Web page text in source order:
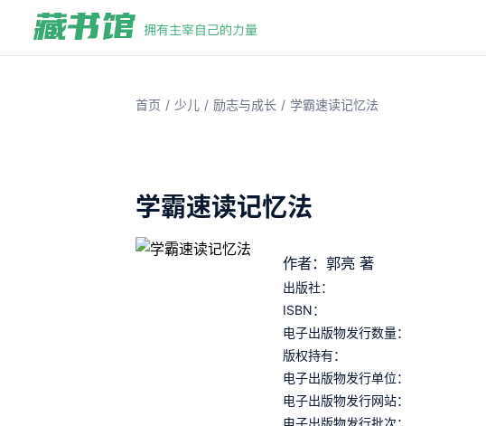
首页 / 少儿 / 励志与成长 / 学霸速读记忆法
学霸速读记忆法
作者：郭亮 著
出版社：
ISBN：
电子出版物发行数量：
版权持有：
电子出版物发行单位：
电子出版物发行网站：